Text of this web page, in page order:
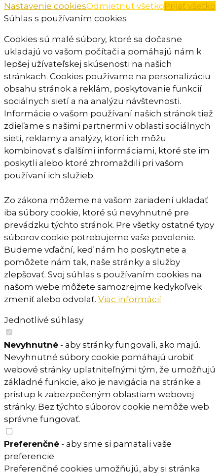
Nastavenie cookiesOdmietnuť všetkoPrijať všetko
Súhlas s používaním cookies
Cookies sú malé súbory, ktoré sa dočasne
ukladajú vo vašom počítači a pomáhajú nám k
lepšej užívateľskej skúsenosti na našich
stránkach. Cookies používame na personalizáciu
obsahu stránok a reklám, poskytovanie funkcií
sociálnych sietí a na analýzu návštevnosti.
Informácie o vašom používaní našich stránok tiež
zdieľame s našimi partnermi v oblasti sociálnych
sietí, reklamy a analýzy, ktorí ich môžu
kombinovať s ďalšími informáciami, ktoré ste im
poskytli alebo ktoré zhromaždili pri vašom
používaní ich služieb.
Zo zákona môžeme na vašom zariadení ukladať
iba súbory cookie, ktoré sú nevyhnutné pre
prevádzku týchto stránok. Pre všetky ostatné typy
súborov cookie potrebujeme vaše povolenie.
Budeme vďační, keď nám ho poskytnete a
pomôžete nám tak, naše stránky a služby
zlepšovať. Svoj súhlas s používaním cookies na
našom webe môžete samozrejme kedykoľvek
zmeniť alebo odvolať. Viac informácií
Jednotlivé súhlasy
Nevyhnutné - aby stránky fungovali, ako majú.
Nevyhnutné súbory cookie pomáhajú urobiť
webové stránky uplatniteľnými tým, že umožňujú
základné funkcie, ako je navigácia na stránke a
prístup k zabezpečeným oblastiam webovej
stránky. Bez týchto súborov cookie nemôže web
správne fungovať.
Preferenčné - aby sme si pamätali vaše
preferencie.
Preferenčné cookies umožňujú, aby si stránka